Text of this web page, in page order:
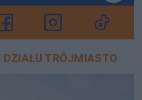
DZIAŁU TRÓJMIASTO